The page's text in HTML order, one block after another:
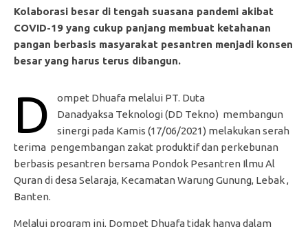
Kolaborasi besar di tengah suasana pandemi akibat
COVID-19 yang cukup panjang membuat ketahanan
pangan berbasis masyarakat pesantren menjadi konsen
besar yang harus terus dibangun.
D
ompet Dhuafa melalui PT. Duta
Danadyaksa Teknologi (DD Tekno) membangun
sinergi pada Kamis (17/06/2021) melakukan serah
terima pengembangan zakat produktif dan perkebunan
berbasis pesantren bersama Pondok Pesantren Ilmu Al
Quran di desa Selaraja, Kecamatan Warung Gunung, Lebak ,
Banten.
Melalui program ini, Dompet Dhuafa tidak hanya dalam